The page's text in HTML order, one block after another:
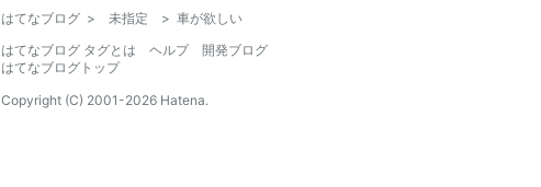
はてなブログ > 未指定 > 車が欲しい
はてなブログ タグとは
ヘルプ
開発ブログ
はてなブログトップ
Copyright (C) 2001-2026 Hatena.